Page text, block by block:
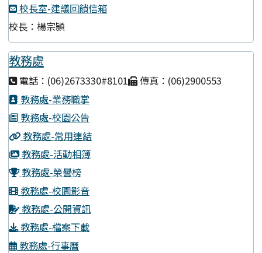
校長室-建議回饋信箱
校長：楊宗頴
教務處
電話：(06)2673330#8101
傳真：(06)2900553
教務處-業務職掌
教務處-校園公告
教務處-常用連結
教務處-活動相簿
教務處-榮譽榜
教務處-校園影音
教務處-公開資訊
教務處-檔案下載
教務處-行事曆